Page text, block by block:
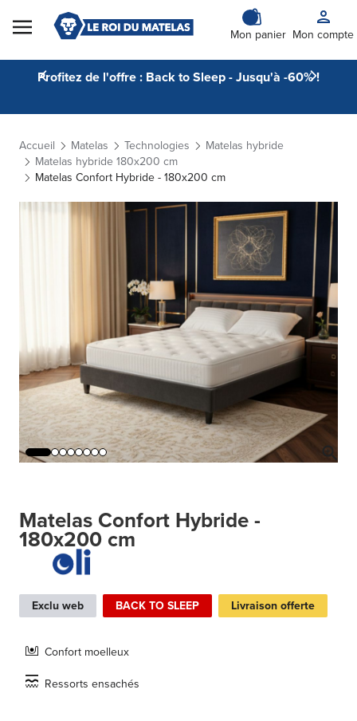
Skip to Content
Mon panier Mon compte
Profitez de l'offre : Back to Sleep - Jusqu'à -60% !
Accueil Matelas Technologies
Matelas hybride
Matelas hybride 180x200 cm
Matelas Confort Hybride - 180x200 cm
Matelas Confort Hybride -
180x200 cm
Exclu web BACK TO SLEEP Livraison offerte
Confort moelleux
Ressorts ensachés